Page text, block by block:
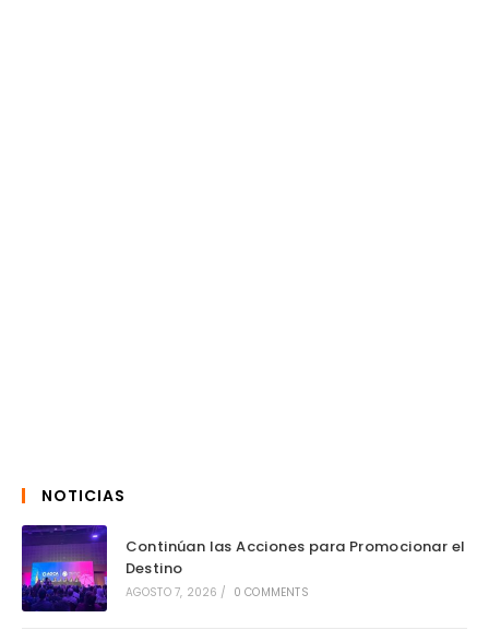
NOTICIAS
Continúan las Acciones para Promocionar el
Destino
AGOSTO 7, 2026 / 0 COMMENTS